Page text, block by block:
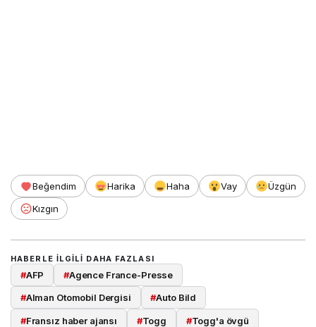
Beğendim Harika Haha Vay
Üzgün
Kızgın
HABERLE ILGILI DAHA FAZLASI
#AFP #Agence France-Presse
#Alman Otomobil Dergisi #Auto Bild
#Fransız haber ajansı #Togg #Togg'a övgü